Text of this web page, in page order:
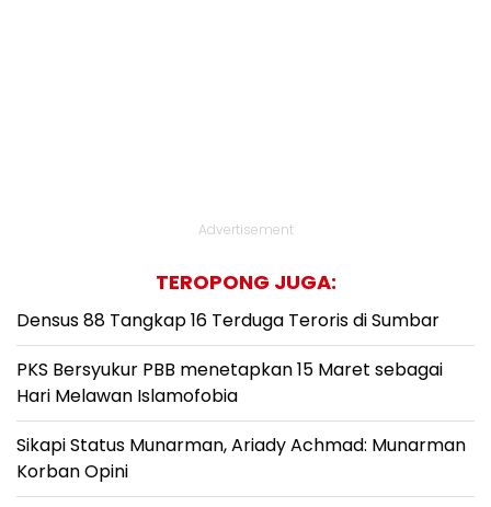
Advertisement
TEROPONG JUGA:
Densus 88 Tangkap 16 Terduga Teroris di Sumbar
PKS Bersyukur PBB menetapkan 15 Maret sebagai
Hari Melawan Islamofobia
Sikapi Status Munarman, Ariady Achmad: Munarman
Korban Opini